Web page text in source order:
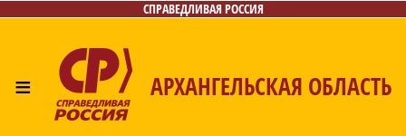
СПРАВЕДЛИВАЯ РОССИЯ
≡ АРХАНГЕЛЬСКАЯ ОБЛАСТЬ